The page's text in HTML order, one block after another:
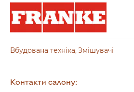
Вбудована техніка Змішувачі
Контакти салону: